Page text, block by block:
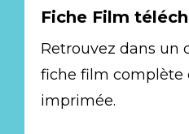
Fiche Film
Retrouvez dans un
fiche film complète
imprimée.